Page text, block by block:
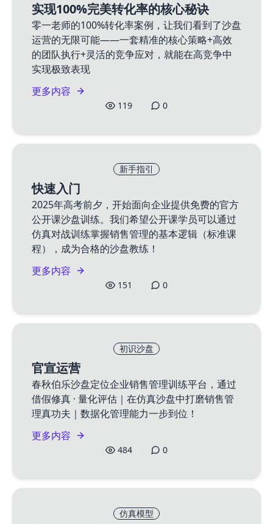
实现100%完美转化率的核心秘诀
零一老师的100%转化率案例，让我们看到了沙盘
运营的无限可能——一套精准的核心策略+高效
的团队执行+灵活的竞争应对，就能在高竞争中
实现极致表现
更多内容
119 0
新手指引
快速入门
2025年高考前夕，开始面向企业提供免费的官方
公开课沙盘训练。我们希望公开课学员可以通过
仿真对战训练掌握销售管理的基本逻辑（标准课
程），成为合格的沙盘教练！
更多内容
151 0
初识沙盘
官宣运营
春秋伯乐沙盘定位企业销售管理训练平台，通过
借假修真 · 量化评估｜在仿真沙盘中打磨销售管
理真功夫｜数据化管理能力一步到位！
更多内容
484 0
仿真模型